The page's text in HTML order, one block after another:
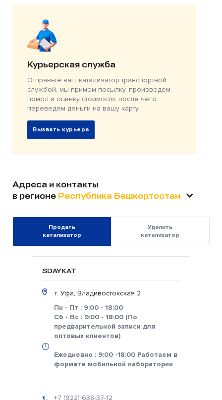
Курьерская служба
Отправьте ваш катализатор транспортной
службой, мы примем посылку, произведем
помол и оценку стоимости, после чего
переведем деньги на вашу карту.
Вызвать курьера
Адреса и контакты
в регионе Республика Башкортостан
Продать
катализатор
Удалить
катализатор
SDAYKAT
г. Уфа, Владивостокская 2
Пн - Пт : 9:00 - 18:00
Сб - Вс : 9:00 - 18:00 (По
предварительной записи для
оптовых клиентов)
Ежедневно : 9:00 -18:00 Работаем в
формате мобильной лаборатории
+7 (922) 638-37-12